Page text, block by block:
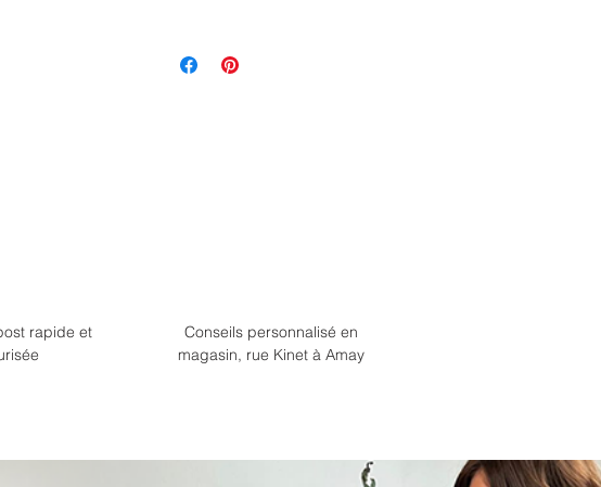
rapide et
Conseils personnalisé en
magasin, rue Kinet à Amay